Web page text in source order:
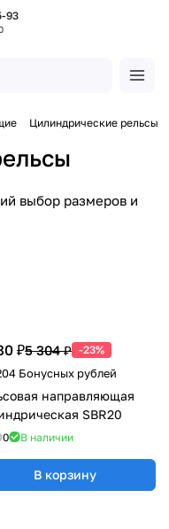
93
Цилиндрические рельсы
выбор размеров и
₽5 304 ₽ -23%
Бонусных рублей
направляющая
SBR20
0 В наличии
В корзину